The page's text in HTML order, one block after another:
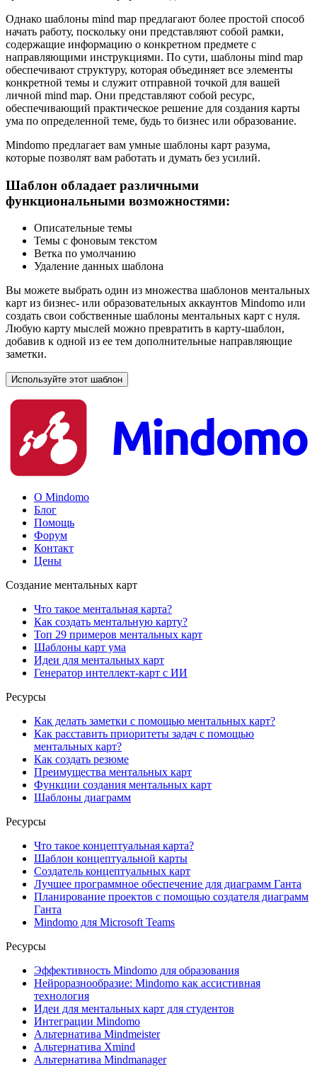
Однако шаблоны mind map предлагают более простой способ
начать работу, поскольку они представляют собой рамки,
содержащие информацию о конкретном предмете с
направляющими инструкциями. По сути, шаблоны mind map
обеспечивают структуру, которая объединяет все элементы
конкретной темы и служит отправной точкой для вашей
личной mind map. Они представляют собой ресурс,
обеспечивающий практическое решение для создания карты
ума по определенной теме, будь то бизнес или образование.
Mindomo предлагает вам умные шаблоны карт разума,
которые позволят вам работать и думать без усилий.
Шаблон обладает различными
функциональными возможностями:
Описательные темы
Темы с фоновым текстом
Ветка по умолчанию
Удаление данных шаблона
Вы можете выбрать один из множества шаблонов ментальных
карт из бизнес- или образовательных аккаунтов Mindomo или
создать свои собственные шаблоны ментальных карт с нуля.
Любую карту мыслей можно превратить в карту-шаблон,
добавив к одной из ее тем дополнительные направляющие
заметки.
Используйте этот шаблон
О Mindomo
Блог
Помощь
Форум
Контакт
Цены
Создание ментальных карт
Что такое ментальная карта?
Как создать ментальную карту?
Топ 29 примеров ментальных карт
Шаблоны карт ума
Идеи для ментальных карт
Генератор интеллект-карт с ИИ
Ресурсы
Как делать заметки с помощью ментальных карт?
Как расставить приоритеты задач с помощью
ментальных карт?
Как создать резюме
Преимущества ментальных карт
Функции создания ментальных карт
Шаблоны диаграмм
Ресурсы
Что такое концептуальная карта?
Шаблон концептуальной карты
Создатель концептуальных карт
Лучшее программное обеспечение для диаграмм Ганта
Планирование проектов с помощью создателя диаграмм
Ганта
Mindomo для Microsoft Teams
Ресурсы
Эффективность Mindomo для образования
Нейроразнообразие: Mindomo как ассистивная
технология
Идеи для ментальных карт для студентов
Интеграции Mindomo
Альтернатива Mindmeister
Альтернатива Xmind
Альтернатива Mindmanager